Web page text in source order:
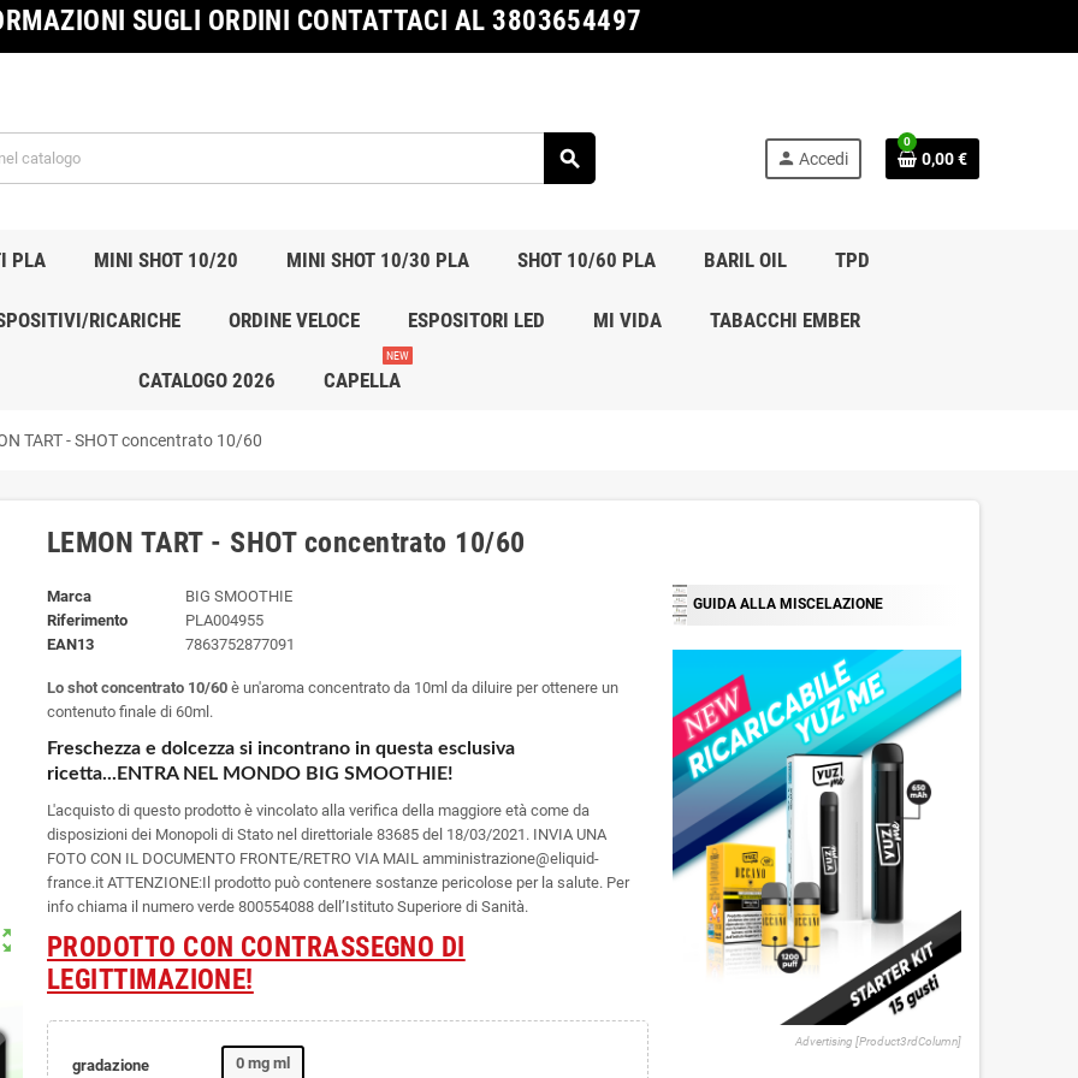
SUGLI ORDINI CONTATTACI AL 3803654497
search person Accedi
0
0,00 €
PLA MINI SHOT 10/20 MINI SHOT 10/30 PLA SHOT 10/60 PLA BARIL OIL TPD
RICARICHE ORDINE VELOCE ESPOSITORI LED MI VIDA TABACCHI EMBER
CATALOGO 2026 CAPELLA
NEW
TART - SHOT concentrato 10/60
LEMON TART - SHOT concentrato 10/60
Marca
BIG SMOOTHIE
Riferimento
PLA004955
EAN13
7863752877091
Lo shot concentrato 10/60 è un'aroma concentrato da 10ml da diluire per ottenere un
contenuto finale di 60ml.
Freschezza e dolcezza si incontrano in questa esclusiva
ricetta...ENTRA NEL MONDO BIG SMOOTHIE!
L'acquisto di questo prodotto è vincolato alla verifica della maggiore età come da
disposizioni dei Monopoli di Stato nel direttoriale 83685 del 18/03/2021. INVIA UNA
FOTO CON IL DOCUMENTO FRONTE/RETRO VIA MAIL amministrazione@eliquid-
france.it ATTENZIONE:Il prodotto può contenere sostanze pericolose per la salute. Per
info chiama il numero verde 800554088 dell’Istituto Superiore di Sanità.
PRODOTTO CON CONTRASSEGNO DI
LEGITTIMAZIONE!
gradazione
0 mg ml
GUIDA ALLA MISCELAZIONE
Advertising [Product3rdColumn]